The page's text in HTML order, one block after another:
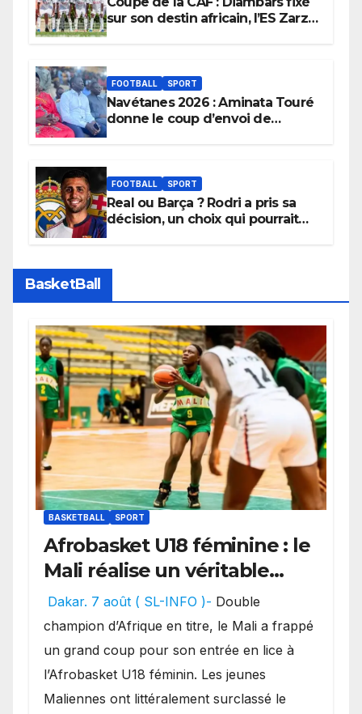
sur son destin africain, l’ES Zarzis
FOOTBALL SPORT
Navétanes 2026 : Aminata Touré
donne le coup d’envoi de
apaisées.
FOOTBALL SPORT
Real ou Barça ? Rodri a pris sa
décision, un choix qui pourrait
BasketBall
BASKETBALL SPORT
Afrobasket U18 féminine : le
Mali réalise un véritable
festival offensif et inflige
une lourde défaite au
Bénin.
Dakar. 7 août ( SL-INFO )- Double
champion d’Afrique en titre, le Mali a frappé
un grand coup pour son entrée en lice à
l’Afrobasket U18 féminin. Les jeunes
Maliennes ont littéralement surclassé le